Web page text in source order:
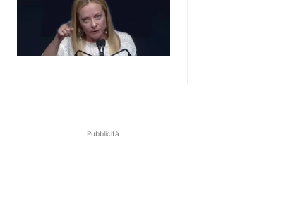
Pubblicità